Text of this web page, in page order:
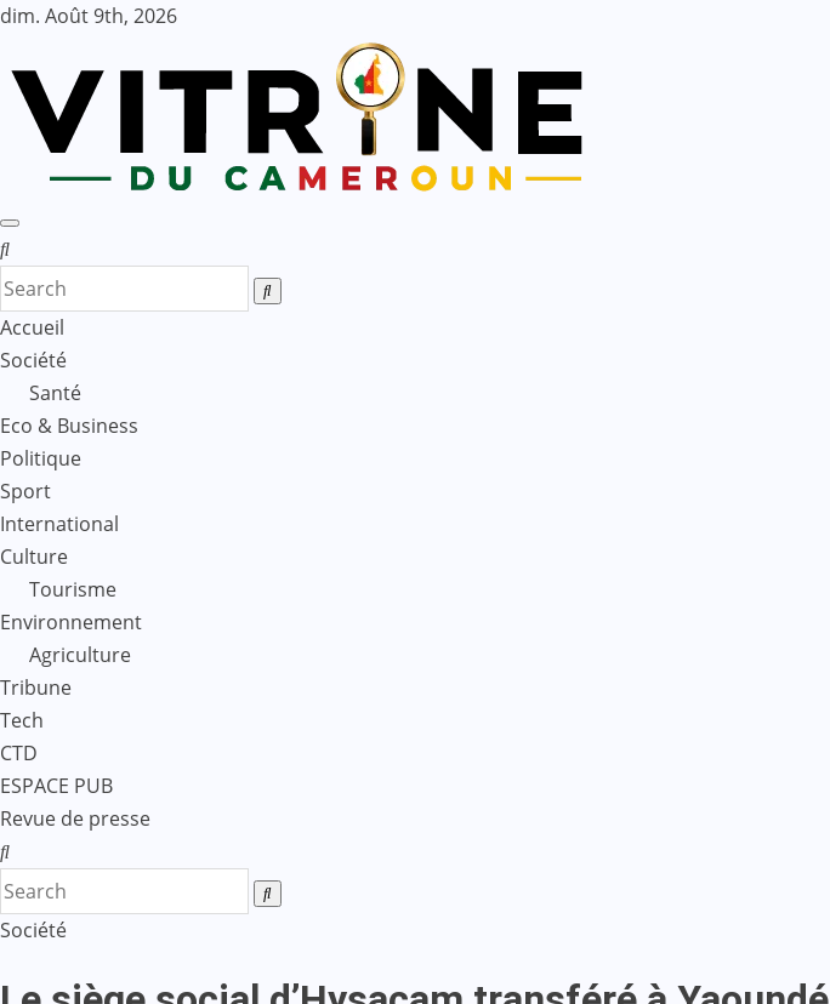
Skip
content
dim. Août 9th, 2026
Accueil
Société
Santé
Eco & Business
Politique
Sport
International
Culture
Tourisme
Environnement
Agriculture
Tribune
Tech
CTD
ESPACE PUB
Revue de presse
Société